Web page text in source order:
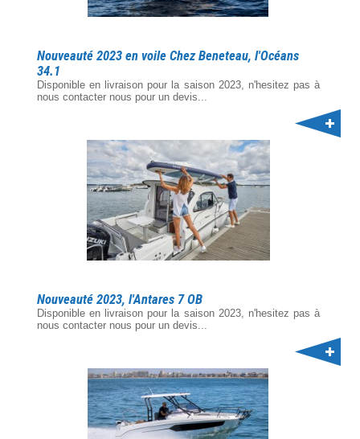
Nouveauté 2023 en voile Chez Beneteau, l'Océans
34.1
Disponible en livraison pour la saison 2023, n'hesitez pas à
nous contacter nous pour un devis...
Nouveauté 2023, l'Antares 7 OB
Disponible en livraison pour la saison 2023, n'hesitez pas à
nous contacter nous pour un devis...